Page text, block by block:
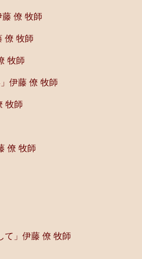
僚 牧師
僚 牧師
牧師
伊藤 僚 牧師
牧師
僚 牧師
て」伊藤 僚 牧師